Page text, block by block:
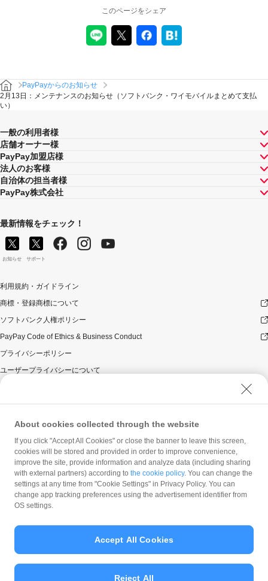
このページをシェア
PayPayからのお知らせ
2月13日：メンテナンスのお知らせ（ソフトバンク・ワイモバイルまとめて支払
い）
一般の利用者様
店舗オーナー様
PayPay加盟店様
法人のお客様
自治体の担当者様
PayPay株式会社
最新情報をチェック！
お知らせ サポート
利用規約・ガイドライン
商標・登録商標について
ソフトバンク人権ポリシー
PayPay Code of Ethics & Business Conduct
プライバシーポリシー
ユーザープライバシーについて
ウェブサイト利用規約
反社会的勢力に対する方針
勧誘方針
マネロン等基本方針
カスタマーハラスメントに関する当社の考え方
© PayPay Corporation
About cookies collected through the website
If you click "Accept All Cookies" or close the banner to leave this screen,
cookies will be stored and provided in order to improve convenience,
improve the site, provide information and analyze data (including sharing
with external partners) according to the cookie policy. You can change the
settings at any time from "Cookie Settings" in Privacy Policy. You can
change app tracking preferences using the advertisement identifier from
OS settings.
Reject All
Accept All Cookies